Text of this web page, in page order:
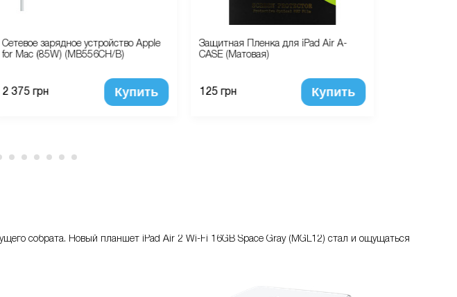
Сетевое зарядное устройство Apple
for Mac (85W) (MB556CH/B)
2 375 грн Купить
Защитная Пленка для iPad Air A-
CASE (Матовая)
125 грн Купить
собрата. Новый планшет iPad Air 2 Wi-Fi 16GB Space Gray (MGL12) стал и ощущаться